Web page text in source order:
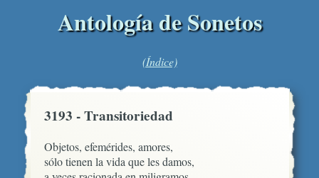
Antología de Sonetos
(Índice)
3193 - Transitoriedad
Objetos, efemérides, amores,
sólo tienen la vida que les damos,